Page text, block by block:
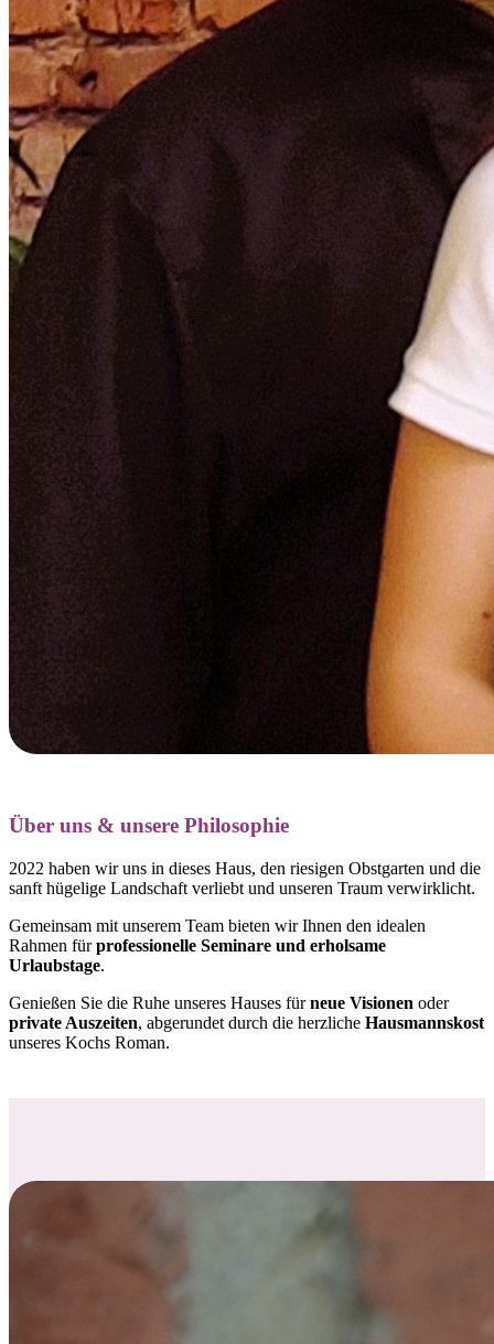
Über uns & unsere Philosophie
2022 haben wir uns in dieses Haus, den riesigen Obstgarten und die
sanft hügelige Landschaft verliebt und unseren Traum verwirklicht.
Gemeinsam mit unserem Team bieten wir Ihnen den idealen
Rahmen fürprofessionelle Seminare und erholsame
Urlaubstage.
Genießen Sie die Ruhe unseres Hauses fürneue Visionen oder
private Auszeiten, abgerundet durch die herzliche Hausmannskost
unseres Kochs Roman.